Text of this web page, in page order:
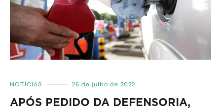
NOTÍCIAS 26 de julho de 2022
APÓS PEDIDO DA DEFENSORIA,